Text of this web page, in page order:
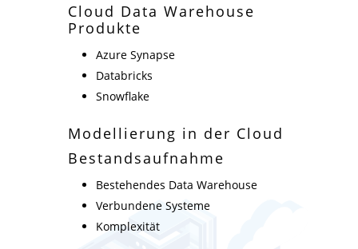
Cloud Data Warehouse
Produkte
Azure Synapse
Databricks
Snowflake
Modellierung in der Cloud
Bestandsaufnahme
Bestehendes Data Warehouse
Verbundene Systeme
Komplexität